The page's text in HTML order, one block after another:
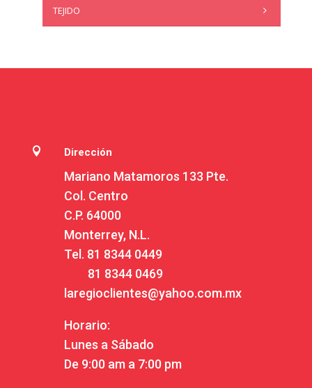
TEJIDO
 Dirección
Mariano Matamoros 133 Pte.
Col. Centro
C.P. 64000
Monterrey, N.L.
Tel. 81 8344 0449
81 8344 0469
laregioclientes@yahoo.com.mx
Horario:
Lunes a Sábado
De 9:00 am a 7:00 pm